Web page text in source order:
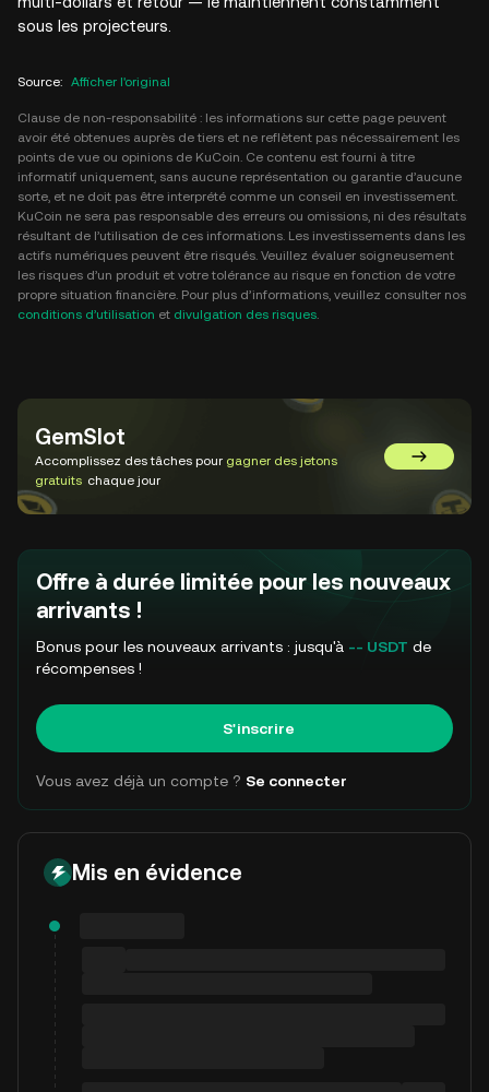
sous les projecteurs.
Source: Afficher l'original
Clause de non-responsabilité : les informations sur cette page peuvent
avoir été obtenues auprès de tiers et ne reflètent pas nécessairement les
points de vue ou opinions de KuCoin. Ce contenu est fourni à titre
informatif uniquement, sans aucune représentation ou garantie d’aucune
sorte, et ne doit pas être interprété comme un conseil en investissement.
KuCoin ne sera pas responsable des erreurs ou omissions, ni des résultats
résultant de l’utilisation de ces informations. Les investissements dans les
actifs numériques peuvent être risqués. Veuillez évaluer soigneusement
les risques d’un produit et votre tolérance au risque en fonction de votre
propre situation financière. Pour plus d’informations, veuillez consulter nos
conditions d’utilisation et divulgation des risques.
GemSlot
Accomplissez des tâches pour gagner des jetons
gratuits chaque jour
Aller sur
Offre à durée limitée pour les nouveaux
arrivants !
Bonus pour les nouveaux arrivants : jusqu'à -- USDT de
récompenses !
S'inscrire
Vous avez déjà un compte ? Se connecter
Mis en évidence